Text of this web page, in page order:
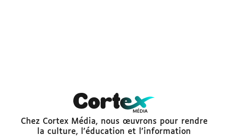
Chez Cortex Média, nous œuvrons pour rendre
la culture, l'éducation et l'information